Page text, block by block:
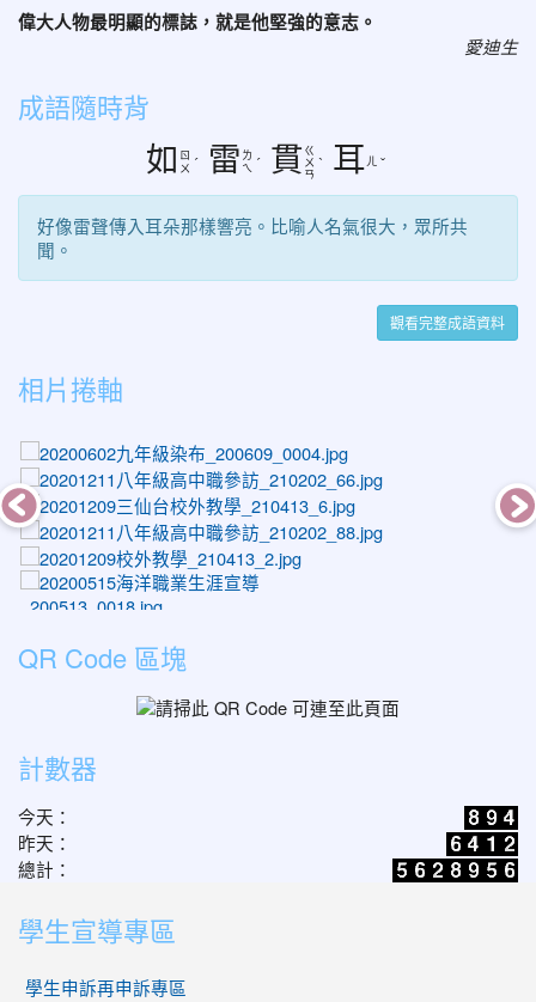
偉大人物最明顯的標誌，就是他堅強的意志。
愛迪生
成語隨時背
如 ㄖ
ㄨ ˊ 雷 ㄌ
ㄟ ˊ 貫 ㄍ
ㄨ
ㄢ
ˋ 耳 ㄦ ˇ
好像雷聲傳入耳朵那樣響亮。比喻人名氣很大，眾所共
聞。
觀看完整成語資料
相片捲軸
photo-1553
QR Code 區塊
計數器
今天：
昨天：
總計：
學生宣導專區
學生申訴再申訴專區